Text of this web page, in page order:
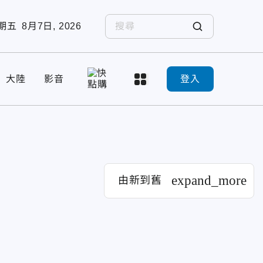
五 8月7日, 2026
大陸 影音 登入
由新到舊 expand_more